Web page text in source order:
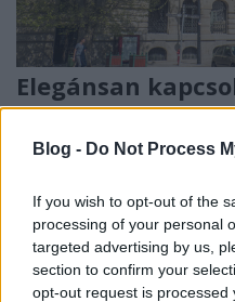
Blog - Do Not Process
If you wish to opt-out of the
processing of your personal
targeted advertising by us,
section to confirm your
opt-out request is processed
Elegánsan
hangot
retek.•2017. április 10.
Vezetékes telefon. Ma
tekintünk rá
fejlődése lassan a múlt
mobil ...